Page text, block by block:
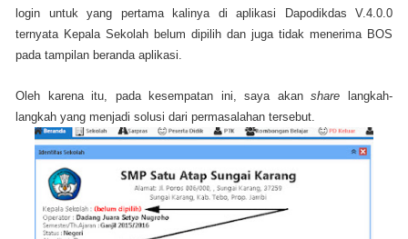
login untuk yang pertama kalinya di aplikasi Dapodikdas V.4.0.0
ternyata Kepala Sekolah belum dipilih dan juga tidak menerima BOS
pada tampilan beranda aplikasi.
Oleh karena itu, pada kesempatan ini, saya akanshare langkah-
langkah yang menjadi solusi dari permasalahan tersebut.